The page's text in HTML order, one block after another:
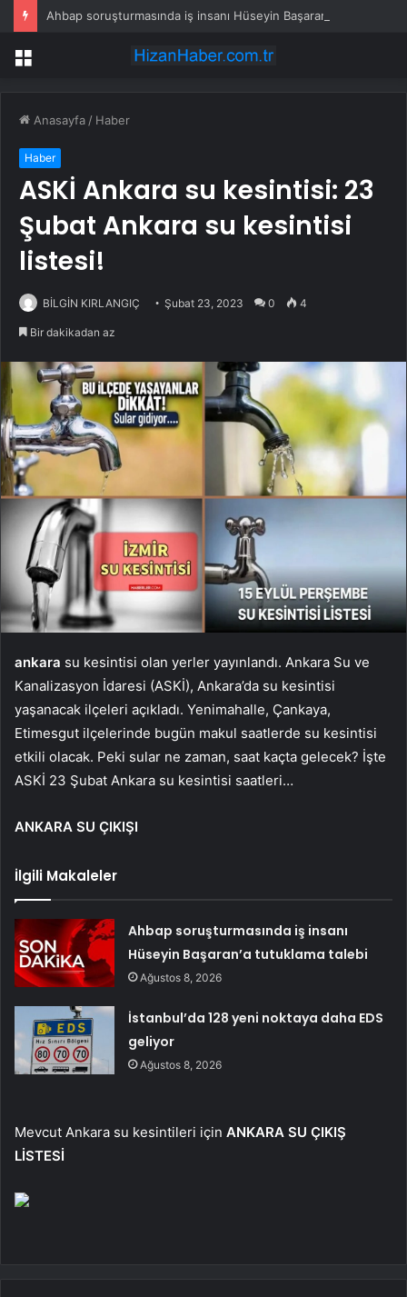
Menü
Anasayfa / Haber
Haber
ASKİ Ankara su kesintisi: 23
Şubat Ankara su kesintisi
listesi!
BİLGİN KIRLANGIÇ Şubat 23, 2023 0 4
Bir dakikadan az
ankara su kesintisi olan yerler yayınlandı. Ankara Su ve
Kanalizasyon İdaresi (ASKİ), Ankara’da su kesintisi
yaşanacak ilçeleri açıkladı. Yenimahalle, Çankaya,
Etimesgut ilçelerinde bugün makul saatlerde su kesintisi
etkili olacak. Peki sular ne zaman, saat kaçta gelecek? İşte
ASKİ 23 Şubat Ankara su kesintisi saatleri…
ANKARA SU ÇIKIŞI
İlgili Makaleler
Ahbap soruşturmasında iş insanı
Hüseyin Başaran’a tutuklama talebi
Ağustos 8, 2026
İstanbul’da 128 yeni noktaya daha EDS
geliyor
Ağustos 8, 2026
Mevcut Ankara su kesintileri için ANKARA SU ÇIKIŞ
LİSTESİ